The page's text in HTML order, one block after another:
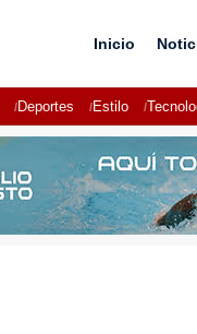
Inicio
Deportes Estilo